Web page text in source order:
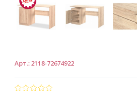
Арт.: 2118-72674922